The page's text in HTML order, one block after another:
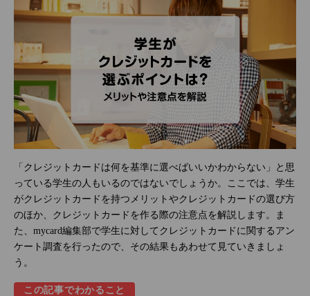
「クレジットカードは何を基準に選べばいいかわからない」と思
っている学生の人もいるのではないでしょうか。ここでは、学生
がクレジットカードを持つメリットやクレジットカードの選び方
のほか、クレジットカードを作る際の注意点を解説します。ま
た、mycard編集部で学生に対してクレジットカードに関するアン
ケート調査を行ったので、その結果もあわせて見ていきましょ
う。
この記事でわかること